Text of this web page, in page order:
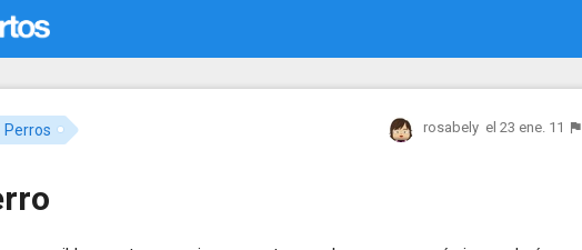
Perros rosabely el 23 ene. 11